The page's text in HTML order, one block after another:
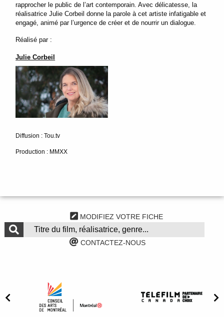
rapprocher le public de l’art contemporain. Avec délicatesse, la
réalisatrice Julie Corbeil donne la parole à cet artiste infatigable et
engagé, animé par l’urgence de créer et de nourrir un dialogue.
Réalisé par :
Julie Corbeil
Diffusion : Tou.tv
Production : MMXX
MODIFIEZ VOTRE FICHE
CONTACTEZ-NOUS